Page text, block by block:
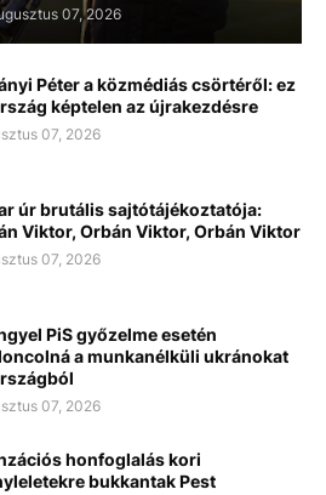
07, 2026
Péter a közmédiás csörtéről: ez
képtelen az újrakezdésre
07, 2026
úr brutális sajtótájékoztatója:
Viktor, Orbán Viktor, Orbán Viktor
07, 2026
PiS győzelme esetén
a munkanélküli ukránokat
07, 2026
honfoglalás kori
bukkantak Pest